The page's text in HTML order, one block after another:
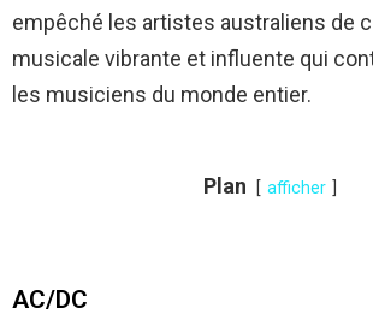
empêché les artistes australiens de
musicale vibrante et influente qui
les musiciens du monde entier.
Plan afficher
AC/DC